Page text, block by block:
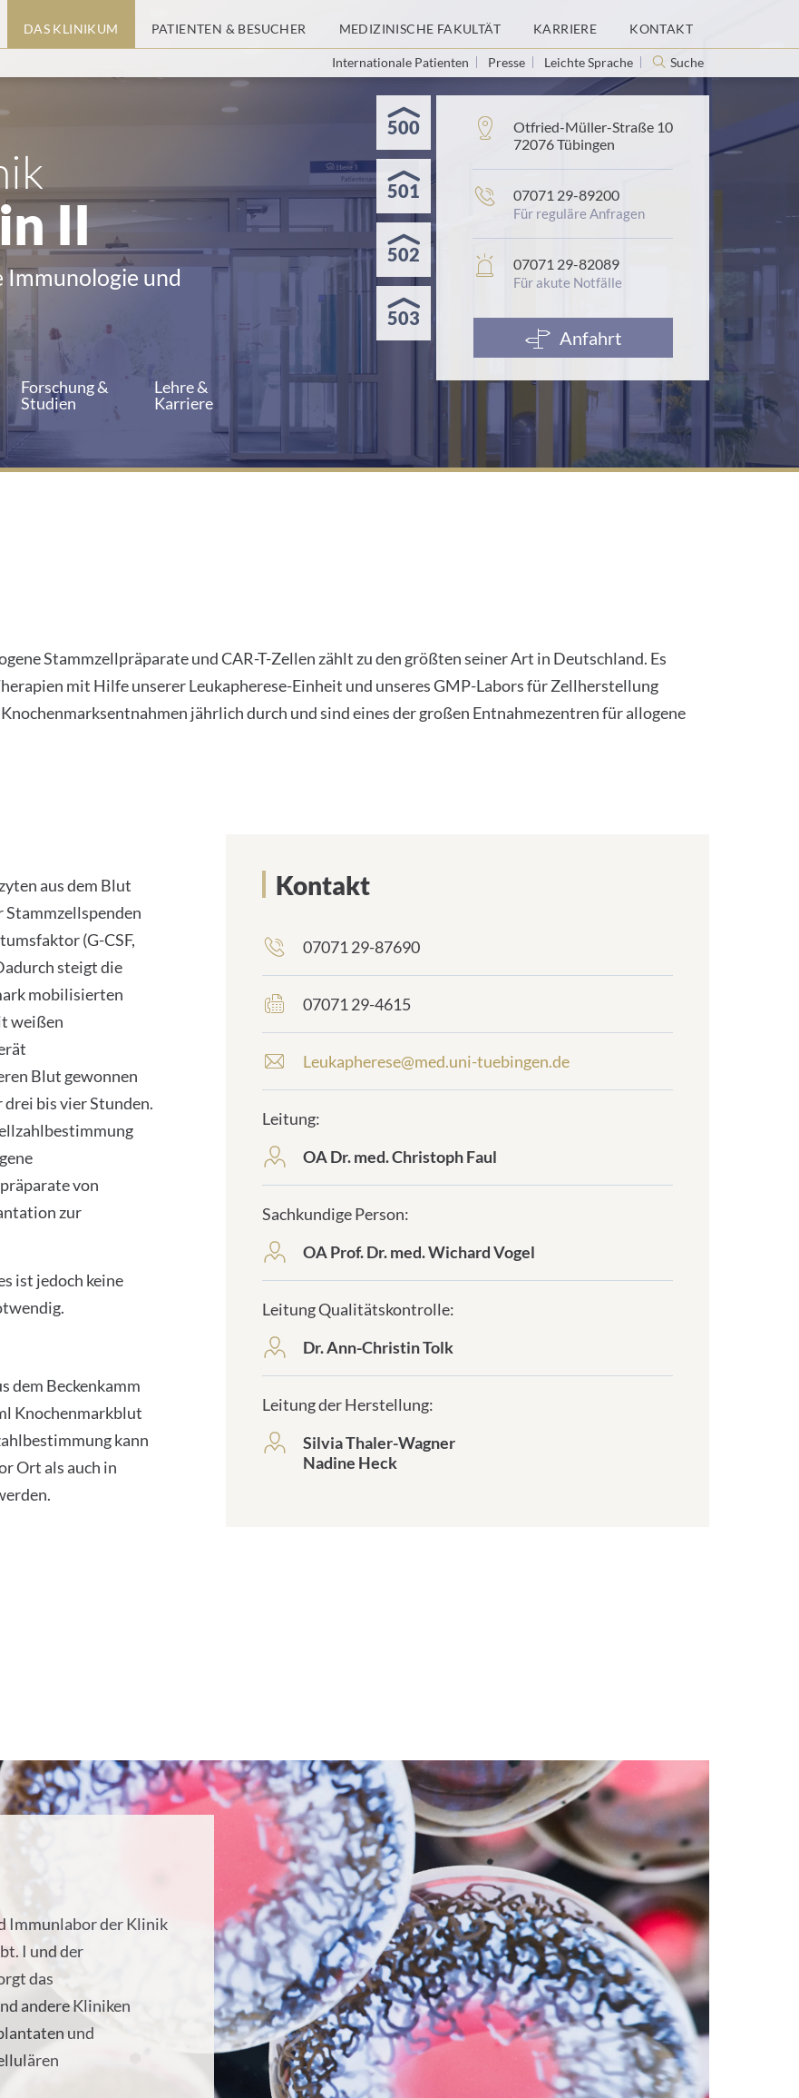
DAS KLINIKUM PATIENTEN & BESUCHER MEDIZINISCHE FAKULTÄT KARRIERE KONTAKT
Internationale Patienten Presse Leichte Sprache Suche
II
Immunologie und
Forschung &
Studien
Lehre &
Karriere
500
501
502
503
Adresse:
Otfried-Müller-Straße 10
72076 Tübingen
Telefonnummer:
07071 29-89200
Für reguläre Anfragen
In
Notfällen:
07071 29-82089
Für akute Notfälle
Anfahrt
Stammzellpräparate und CAR-T-Zellen zählt zu den größten seiner Art in Deutschland. Es
mit Hilfe unserer Leukapherese-Einheit und unseres GMP-Labors für Zellherstellung
jährlich durch und sind eines der großen Entnahmezentren für allogene
aus dem Blut
Stammzellspenden
(G-CSF,
steigt die
mobilisierten
weißen
Blut gewonnen
bis vier Stunden.
von
zur
ist jedoch keine
dem Beckenkamm
Knochenmarkblut
kann
Ort als auch in
Kontakt
frontend.sr-
07071 29-87690
frontend.sr-
07071 29-4615
E
a
l
d
e
s
e
:
Leukapherese@med.uni-tuebingen.de
Leitung:
frontend.sr-
OA Dr. med. Christoph Faul
Sachkundige Person:
frontend.sr-
OA Prof. Dr. med. Wichard Vogel
Leitung Qualitätskontrolle:
frontend.sr-
Dr. Ann-Christin Tolk
Leitung der Herstellung:
frontend.sr-
only_#
Silvia Thaler-Wagner
Nadine Heck
Immunlabor der Klinik
I und der
das
andere Kliniken
und